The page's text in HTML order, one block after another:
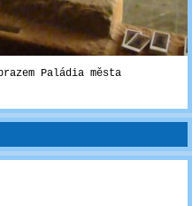
Paládia města